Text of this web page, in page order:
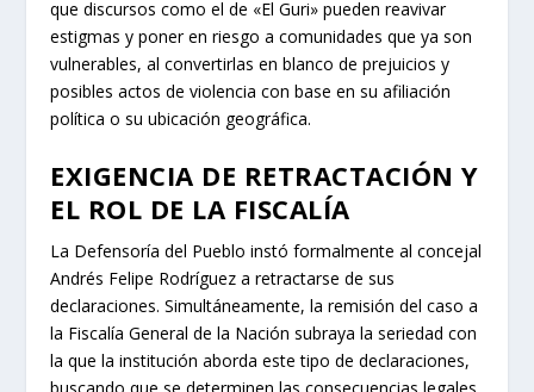
que discursos como el de «El Guri» pueden reavivar
estigmas y poner en riesgo a comunidades que ya son
vulnerables, al convertirlas en blanco de prejuicios y
posibles actos de violencia con base en su afiliación
política o su ubicación geográfica.
EXIGENCIA DE RETRACTACIÓN Y
EL ROL DE LA FISCALÍA
La Defensoría del Pueblo instó formalmente al concejal
Andrés Felipe Rodríguez a retractarse de sus
declaraciones. Simultáneamente, la remisión del caso a
la Fiscalía General de la Nación subraya la seriedad con
la que la institución aborda este tipo de declaraciones,